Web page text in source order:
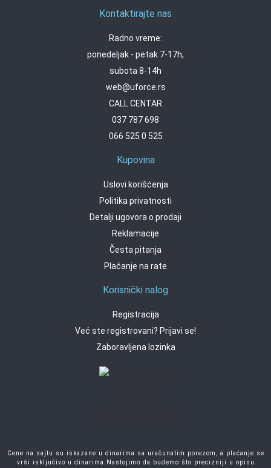
Kontaktirajte nas
Radno vreme:
ponedeljak - petak 7-17h,
subota 8-14h
web@uforce.rs
CALL CENTAR
037 787 698
066 525 0 525
Kupovina
Uslovi korišćenja
Politika privatnosti
Detalji ugovora o prodaji
Reklamacije
Česta pitanja
Plaćanje na rate
Korisnički nalog
Registracija
Već ste registrovani? Prijavi se!
Zaboravljena lozinka
Cene na sajtu su iskazane u dinarima sa uračunatim porezom, a plaćanje se
vrši isključivo u dinarima.Nastojimo da budemo što precizniji u opisu